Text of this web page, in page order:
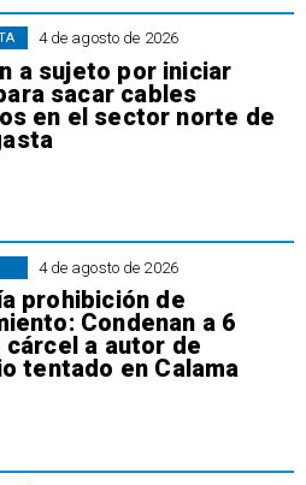
4 de agosto de 2026
a sujeto por iniciar
sacar cables
en el sector norte de
4 de agosto de 2026
prohibición de
Condenan a 6
cárcel a autor de
tentado en Calama